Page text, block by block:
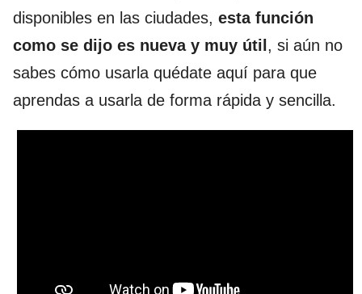
disponibles en las ciudades, esta función
como se dijo es nueva y muy útil , si aún no
sabes cómo usarla quédate aquí para que
aprendas a usarla de forma rápida y sencilla.